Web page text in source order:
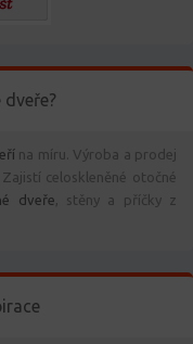
na míru. Výroba a prodej
celoskleněné otočné
dveře , stěny a příčky z